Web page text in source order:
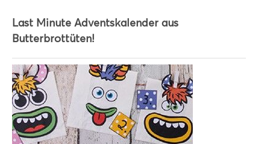
Last Minute Adventskalender aus
Butterbrottüten!